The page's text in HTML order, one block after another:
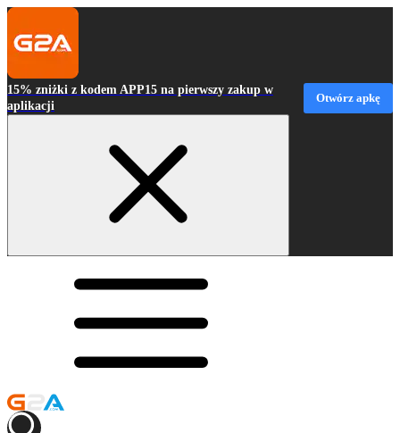
15% zniżki z kodem APP15 na pierwszy zakup w
aplikacji
Otwórz apkę